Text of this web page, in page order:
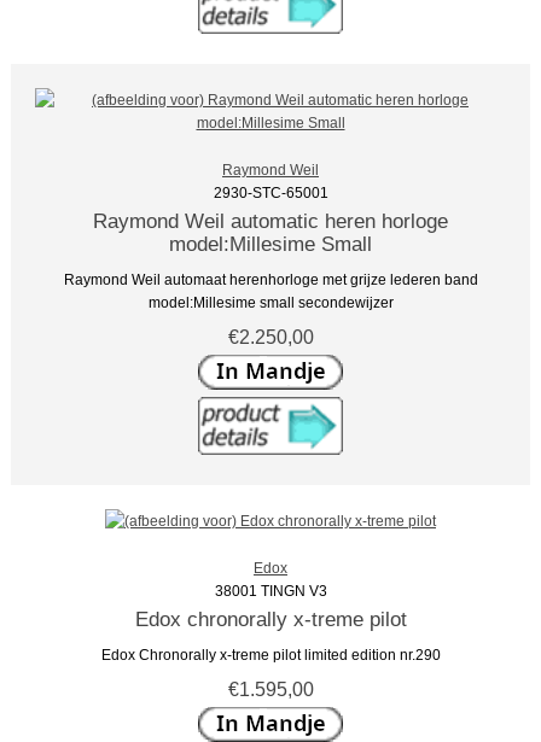
Raymond Weil
2930-STC-65001
Raymond Weil automatic heren horloge
model:Millesime Small
Raymond Weil automaat herenhorloge met grijze lederen band
model:Millesime small secondewijzer
€2.250,00
Edox
38001 TINGN V3
Edox chronorally x-treme pilot
Edox Chronorally x-treme pilot limited edition nr.290
€1.595,00